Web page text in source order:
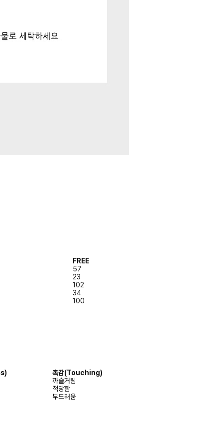
FREE
57
23
102
34
100
촉감(Touching)
까슬거림
적당함
부드러움